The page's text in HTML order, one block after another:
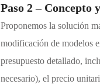
Paso 2 – Concepto
Proponemos la solución
modificación de modelos
presupuesto detallado,
necesario), el precio